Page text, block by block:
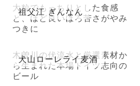
祖父江 ぎんなん
大粒でもっちりとした食感
と、ほど良いほろ苦さがやみ
つきに
犬山ローレライ麦酒
木曽川の伏流水と厳選素材か
ら生まれた本場ドイツ志向の
ビール